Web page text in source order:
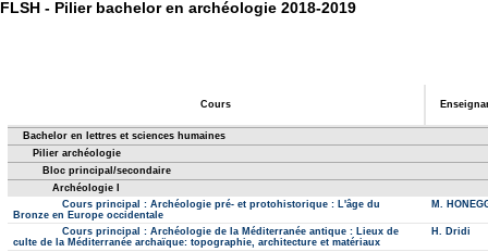
FLSH - Pilier bachelor en archéologie 2018-2019
Cours
Bachelor en lettres et sciences humaines
Pilier archéologie
Bloc principal/secondaire
Archéologie I
Cours principal : Archéologie pré- et protohistorique : L'âge du
Bronze en Europe occidentale
M.
Cours principal : Archéologie de la Méditerranée antique : Lieux de
culte de la Méditerranée archaïque: topographie, architecture et matériaux
H. Dridi